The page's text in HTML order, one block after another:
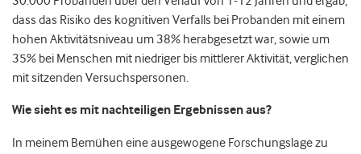
dass das Risiko des kognitiven Verfalls bei Probanden mit einem
hohen Aktivitätsniveau um 38% herabgesetzt war, sowie um
35% bei Menschen mit niedriger bis mittlerer Aktivität, verglichen
mit sitzenden Versuchspersonen.
Wie sieht es mit nachteiligen Ergebnissen aus?
In meinem Bemühen eine ausgewogene Forschungslage zu